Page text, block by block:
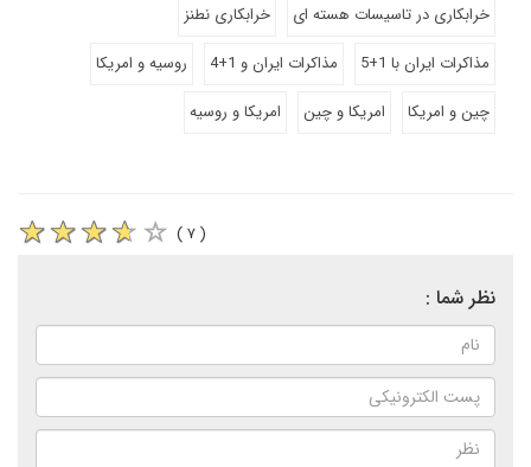
خرابکاری در تاسیسات هسته ای
خرابکاری نطنز
مذاکرات ایران با 1+5
مذاکرات ایران و 1+4
روسیه و امریکا
چین و امریکا
امریکا و چین امریکا و روسیه
( ۷ )
نظر شما :